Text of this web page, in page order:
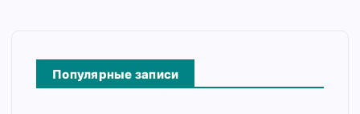
Популярные записи